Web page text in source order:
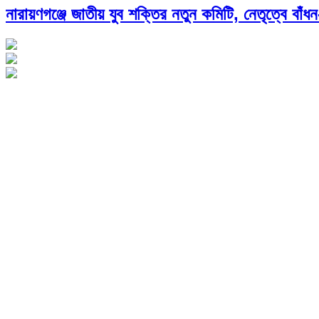
নারায়ণগঞ্জে জাতীয় যুব শক্তির নতুন কমিটি, নেতৃত্বে